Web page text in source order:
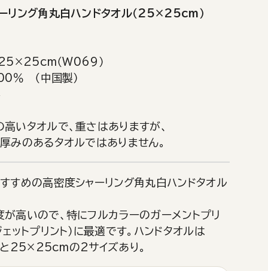
ーリング角丸白ハンドタオル（25×25cm）
25×25cm（W069）
％ （中国製）
いタオルで、重さはありますが、
みのあるタオルではありません。
すめの高密度シャーリング角丸白ハンドタオル
高いので、特にフルカラーのガーメントプリ
ェットプリント）に最適です。ハンドタオルは
の2サイズあり。